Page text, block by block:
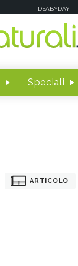
DEABYDAY
Speciali
ARTICOLO